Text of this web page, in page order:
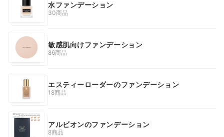
水ファンデーション
30商品
敏感肌向けファンデーション
86商品
エスティーローダーのファンデーション
18商品
アルビオンのファンデーション
8商品